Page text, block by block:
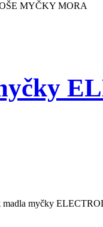
MYČKY MORA
madla myčky